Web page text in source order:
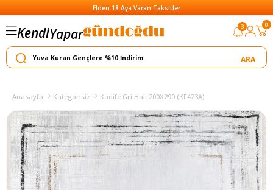
Elden 18 Aya Varan Taksitler
KendiYapar
Satar
3 0
Anasayfa Kategorisiz Kadife Gri Halı 200X290 (KF423A)